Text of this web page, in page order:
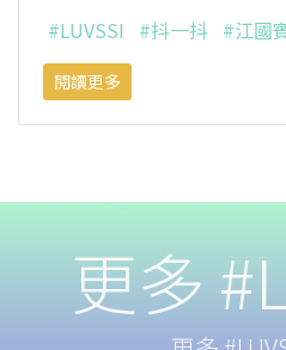
#LUVSSI
#抖一抖 #江國
閱讀更多
更多